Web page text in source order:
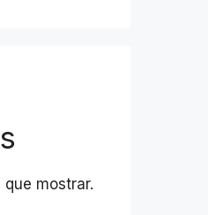
mostrar.